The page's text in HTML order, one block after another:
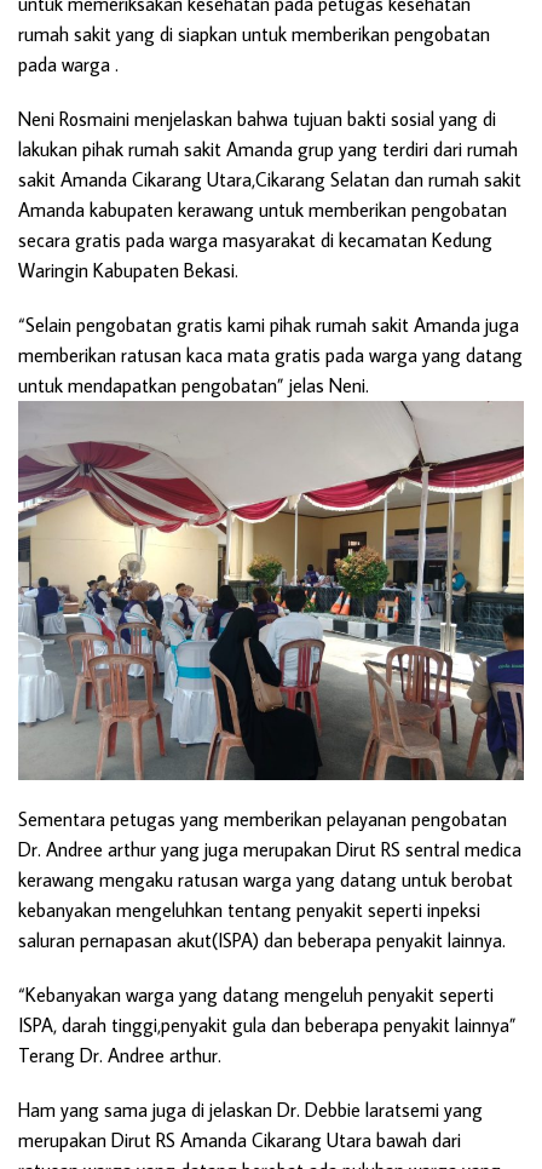
rumah sakit yang di siapkan untuk memberikan pengobatan
pada warga .
Neni Rosmaini menjelaskan bahwa tujuan bakti sosial yang di
lakukan pihak rumah sakit Amanda grup yang terdiri dari rumah
sakit Amanda Cikarang Utara,Cikarang Selatan dan rumah sakit
Amanda kabupaten kerawang untuk memberikan pengobatan
secara gratis pada warga masyarakat di kecamatan Kedung
Waringin Kabupaten Bekasi.
“Selain pengobatan gratis kami pihak rumah sakit Amanda juga
memberikan ratusan kaca mata gratis pada warga yang datang
untuk mendapatkan pengobatan” jelas Neni.
Sementara petugas yang memberikan pelayanan pengobatan
Dr. Andree arthur yang juga merupakan Dirut RS sentral medica
kerawang mengaku ratusan warga yang datang untuk berobat
kebanyakan mengeluhkan tentang penyakit seperti inpeksi
saluran pernapasan akut(ISPA) dan beberapa penyakit lainnya.
“Kebanyakan warga yang datang mengeluh penyakit seperti
ISPA, darah tinggi,penyakit gula dan beberapa penyakit lainnya”
Terang Dr. Andree arthur.
Ham yang sama juga di jelaskan Dr. Debbie laratsemi yang
merupakan Dirut RS Amanda Cikarang Utara bawah dari